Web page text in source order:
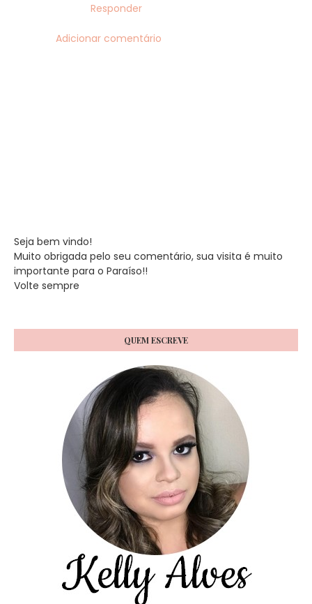
Responder
Adicionar comentário
Seja bem vindo!
Muito obrigada pelo seu comentário, sua visita é muito
importante para o Paraíso!!
Volte sempre
QUEM ESCREVE